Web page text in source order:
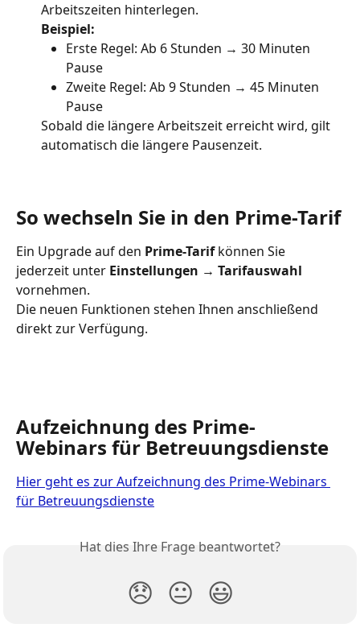
Arbeitszeiten hinterlegen.
Beispiel:
Erste Regel: Ab 6 Stunden → 30 Minuten
Pause
Zweite Regel: Ab 9 Stunden → 45 Minuten
Pause
Sobald die längere Arbeitszeit erreicht wird, gilt
automatisch die längere Pausenzeit.
So wechseln Sie in den Prime-Tarif
Ein Upgrade auf den Prime-Tarif können Sie
jederzeit unter Einstellungen → Tarifauswahl
vornehmen.
Die neuen Funktionen stehen Ihnen anschließend
direkt zur Verfügung.
Aufzeichnung des Prime-
Webinars für Betreuungsdienste
Hier geht es zur Aufzeichnung des Prime-Webinars
für Betreuungsdienste
Hat dies Ihre Frage beantwortet?
😞 😐 😃